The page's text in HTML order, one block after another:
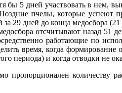
бы 5 дней участвовать в нем,
пчелы, которые успеют
29 дней до конца медосбора
отсчитывают назад 51
работающие по
время, когда формирование
периода) и когда отводки не
пропорционален количеству